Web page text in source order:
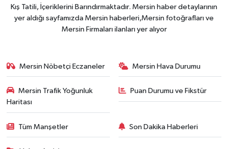
Kış Tatili, İçeriklerini Barındırmaktadır. Mersin haber detaylarının
yer aldığı sayfamızda Mersin haberleri,Mersin fotoğrafları ve
Mersin Firmaları ilanları yer alıyor
Mersin Nöbetçi Eczaneler Mersin Hava Durumu
Mersin Trafik Yoğunluk
Haritası
Puan Durumu ve Fikstür
Tüm Manşetler Son Dakika Haberleri